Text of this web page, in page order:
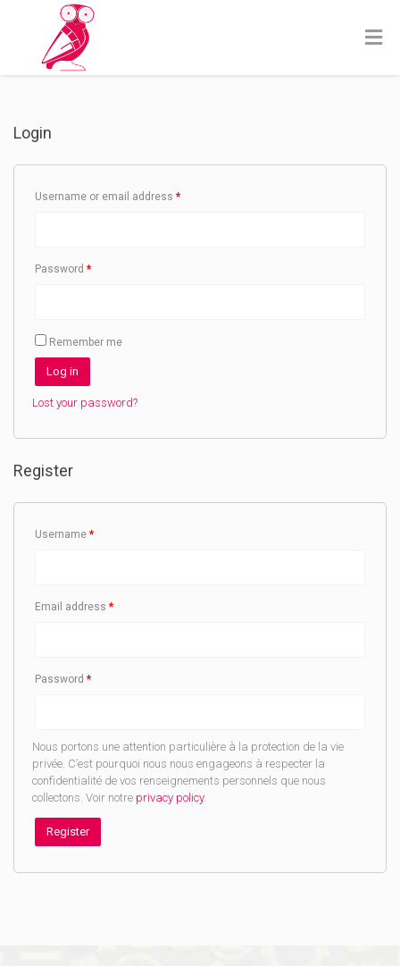
Login
Username or email address *
Password *
Remember me
Log in
Lost your password?
Register
Username *
Email address *
Password *
Nous portons une attention particulière à la protection de la vie
privée. C’est pourquoi nous nous engageons à respecter la
confidentialité de vos renseignements personnels que nous
collectons. Voir notre privacy policy.
Register